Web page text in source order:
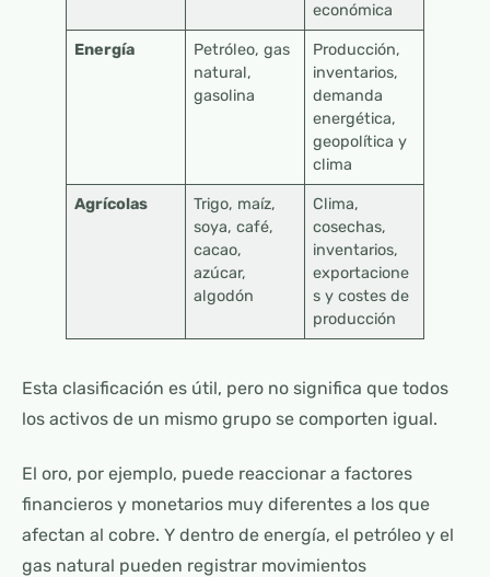
económica
Energía
Petróleo, gas
natural,
gasolina
Producción,
inventarios,
demanda
energética,
geopolítica y
clima
Agrícolas
Trigo, maíz,
soya, café,
cacao,
azúcar,
algodón
Clima,
cosechas,
inventarios,
exportacione
s y costes de
producción
Esta clasificación es útil, pero no significa que todos
los activos de un mismo grupo se comporten igual.
El oro, por ejemplo, puede reaccionar a factores
financieros y monetarios muy diferentes a los que
afectan al cobre. Y dentro de energía, el petróleo y el
gas natural pueden registrar movimientos